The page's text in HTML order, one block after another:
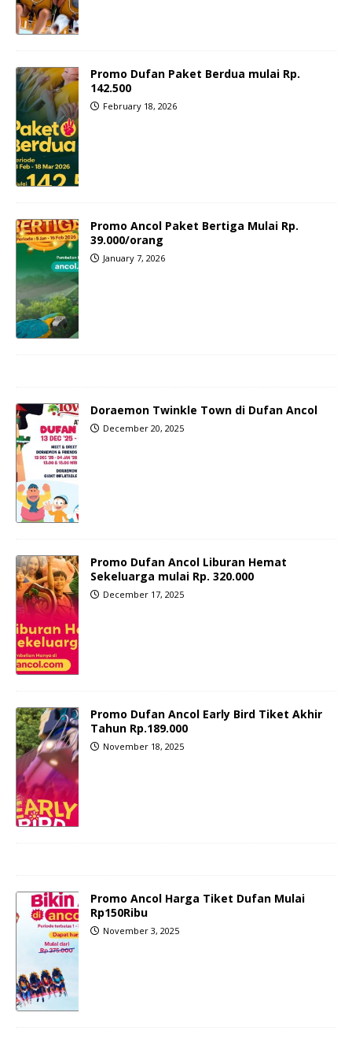
Promo Dufan Paket Berdua mulai Rp.
142.500
February 18, 2026
Promo Ancol Paket Bertiga Mulai Rp.
39.000/orang
January 7, 2026
Doraemon Twinkle Town di Dufan Ancol
December 20, 2025
Promo Dufan Ancol Liburan Hemat
Sekeluarga mulai Rp. 320.000
December 17, 2025
Promo Dufan Ancol Early Bird Tiket Akhir
Tahun Rp.189.000
November 18, 2025
Promo Ancol Harga Tiket Dufan Mulai
Rp150Ribu
November 3, 2025